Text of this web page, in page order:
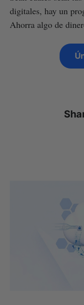
digitales, hay un
Ahorra algo de